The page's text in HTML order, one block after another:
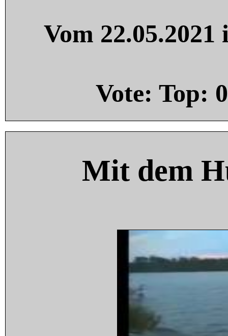
Vom
Vote: Top: 0
Mit dem